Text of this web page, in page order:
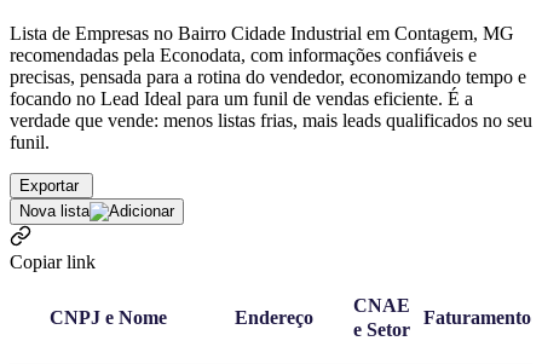
Lista de Empresas no Bairro Cidade Industrial em Contagem, MG
recomendadas pela Econodata, com informações confiáveis e
precisas, pensada para a rotina do vendedor, economizando tempo e
focando no Lead Ideal para um funil de vendas eficiente. É a
verdade que vende: menos listas frias, mais leads qualificados no seu
funil.
Exportar
Nova lista
Copiar link
CNPJ e Nome Endereço
CNAE
e Setor
Faturamento